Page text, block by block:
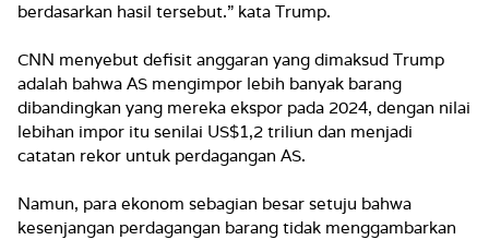
berdasarkan hasil tersebut.” kata Trump.
CNN menyebut defisit anggaran yang dimaksud Trump
adalah bahwa AS mengimpor lebih banyak barang
dibandingkan yang mereka ekspor pada 2024, dengan nilai
lebihan impor itu senilai US$1,2 triliun dan menjadi
catatan rekor untuk perdagangan AS.
Namun, para ekonom sebagian besar setuju bahwa
kesenjangan perdagangan barang tidak menggambarkan